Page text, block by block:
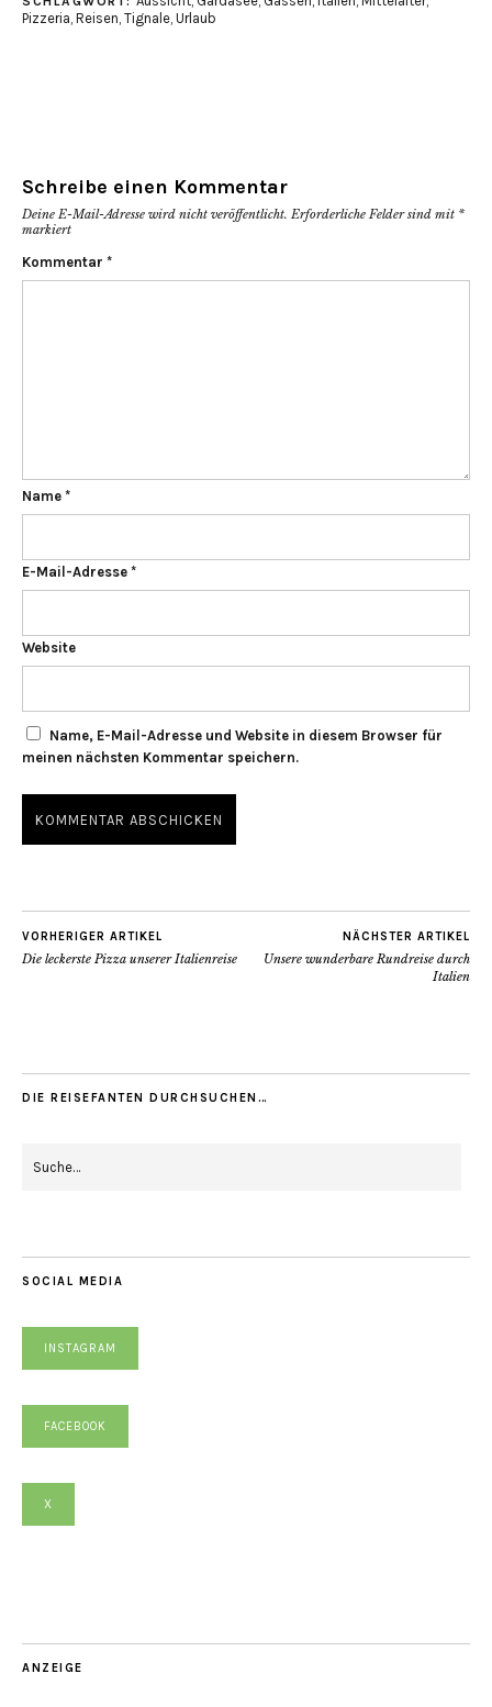
Pizzeria, Reisen, Tignale, Urlaub
Schreibe einen Kommentar
Deine E-Mail-Adresse wird nicht veröffentlicht. Erforderliche Felder sind mit *
markiert
Kommentar *
Name *
E-Mail-Adresse *
Website
Name, E-Mail-Adresse und Website in diesem Browser für
meinen nächsten Kommentar speichern.
VORHERIGER ARTIKEL
Die leckerste Pizza unserer Italienreise
NÄCHSTER ARTIKEL
Unsere wunderbare Rundreise durch
Italien
DIE REISEFANTEN DURCHSUCHEN…
SOCIAL MEDIA
INSTAGRAM
FACEBOOK
X
ANZEIGE